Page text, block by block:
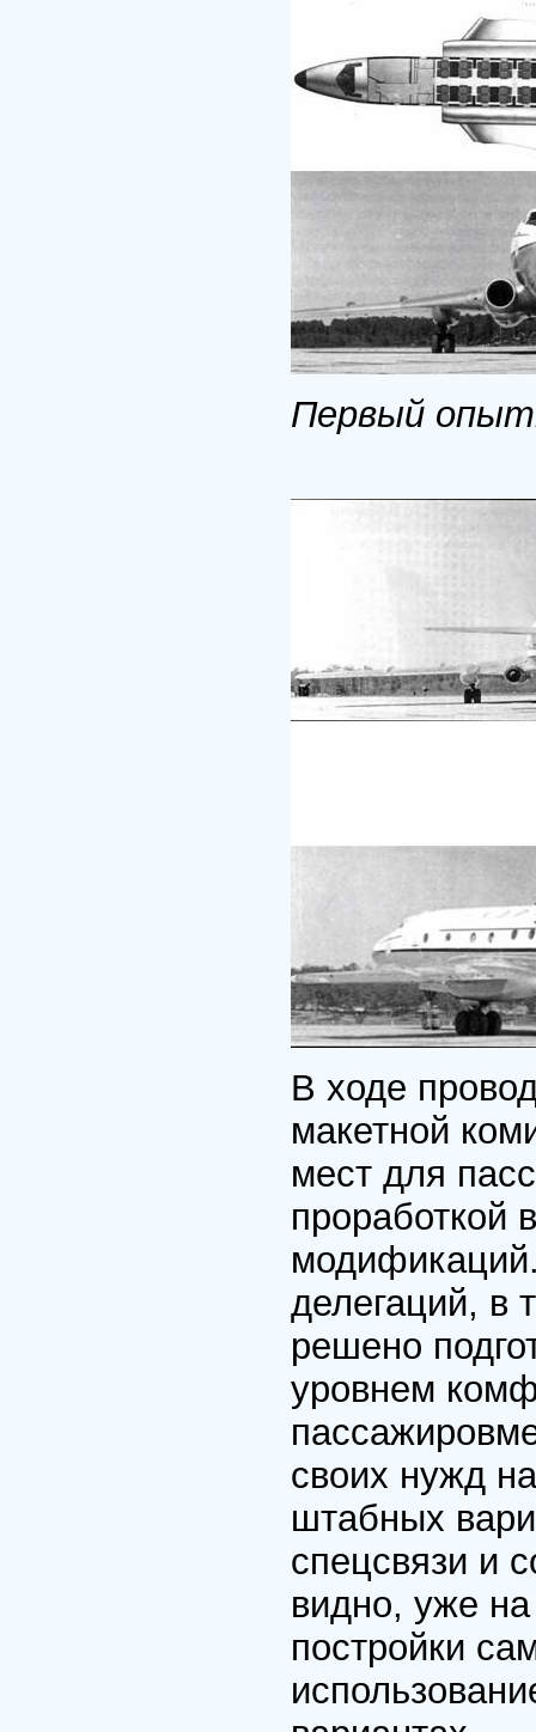
Первый
В ходе
макетной
мест для
проработкой
делегаций, в
решено
уровнем
своих нужд
штабных
спецсвязи и
видно, уже
постройки